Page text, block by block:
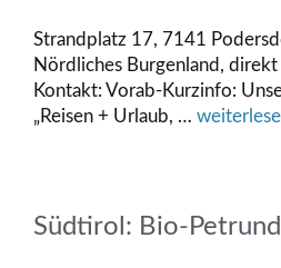
Strandplatz 17, 7141
Nördliches Burgenland,
Kontakt: Vorab-Kurzinfo:
„Reisen + Urlaub, …
Südtirol: Bio-